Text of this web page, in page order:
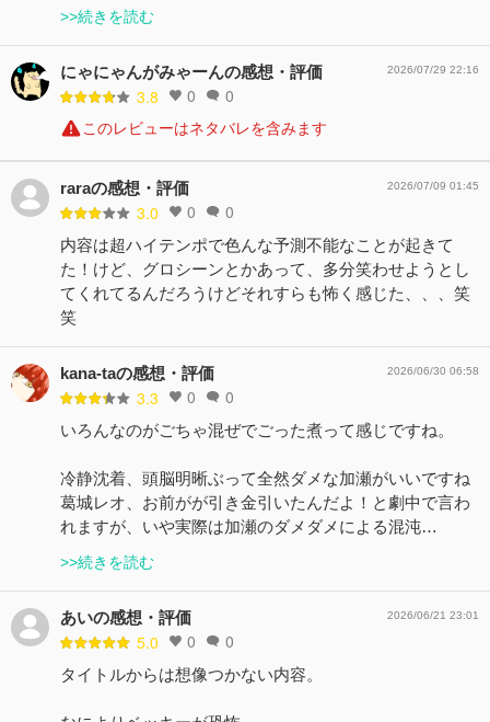
>>続きを読む
にゃにゃんがみゃーんの感想・評価
3.8 0 0
2026/07/29 22:16
このレビューはネタバレを含みます
raraの感想・評価
3.0 0 0
2026/07/09 01:45
内容は超ハイテンポで色んな予測不能なことが起きて
た！けど、グロシーンとかあって、多分笑わせようとし
てくれてるんだろうけどそれすらも怖く感じた、、、笑
笑
kana-taの感想・評価
3.3 0 0
2026/06/30 06:58
いろんなのがごちゃ混ぜでごった煮って感じですね。
冷静沈着、頭脳明晰ぶって全然ダメな加瀬がいいですね
葛城レオ、お前がが引き金引いたんだよ！と劇中で言わ
れますが、いや実際は加瀬のダメダメによる混沌…
>>続きを読む
あいの感想・評価
5.0 0 0
2026/06/21 23:01
タイトルからは想像つかない内容。